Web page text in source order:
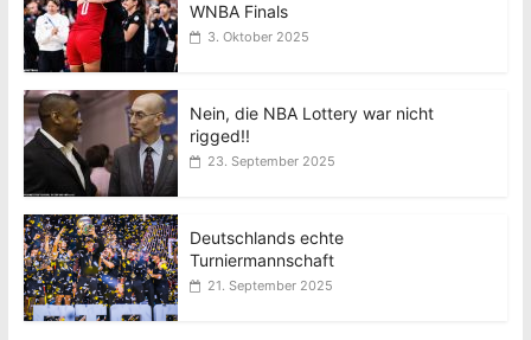
WNBA Finals
3. Oktober 2025
Nein, die NBA Lottery war nicht
rigged!!
23. September 2025
Deutschlands echte
Turniermannschaft
21. September 2025